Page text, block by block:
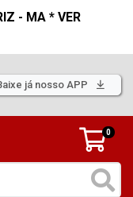
- MA * VER
já nosso APP
0